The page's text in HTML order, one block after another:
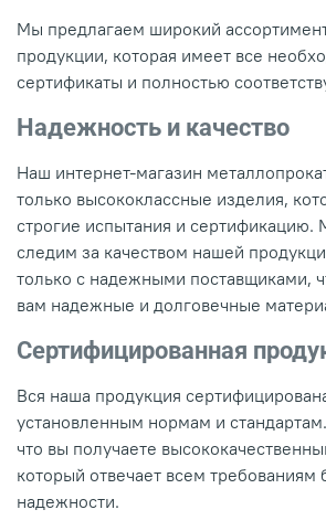
Мы предлагаем широкий
продукции, которая имеет все
сертификаты и полностью
Надежность и качество
Наш интернет-магазин
только высококлассные изделия,
строгие испытания и сертификацию.
следим за качеством нашей
только с надежными поставщиками,
вам надежные и долговечные
Сертифицированная
Вся наша продукция
установленным нормам и
что вы получаете
который отвечает всем требованиям
надежности.